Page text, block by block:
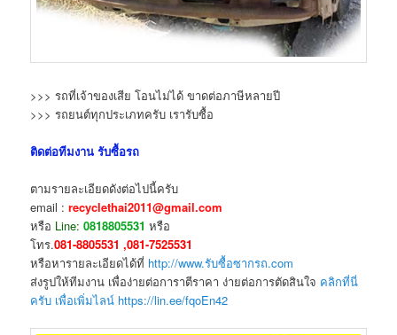
>>> รถที่เจ้าของเสีย โอนไม่ได้ ขาดต่อภาษีหลายปี
>>> รถยนต์ทุกประเภทครับ เรารับซื้อ
ติดต่อทีมงาน รับซื้อรถ
ตามรายละเอียดดังต่อไปนี้ครับ
email :recyclethai2011@gmail.com
หรือ Line:0818805531 หรือ
โทร.081-8805531 ,081-7525531
หรือหารายละเอียดได้ที่ http://www.รับซื้อซากรถ.com
ส่งรูปให้ทีมงาน เพื่อง่ายต่อการาตีราคา ง่ายต่อการตัดสินใจ คลิกที่นี่
ครับ เพื่อเพิ่มไลน์ https://lin.ee/fqoEn42